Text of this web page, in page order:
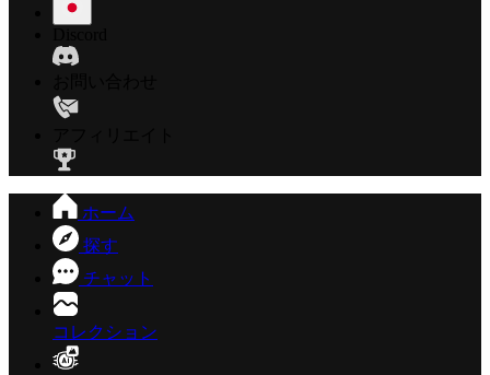
ホーム
探す
チャット
コレクション